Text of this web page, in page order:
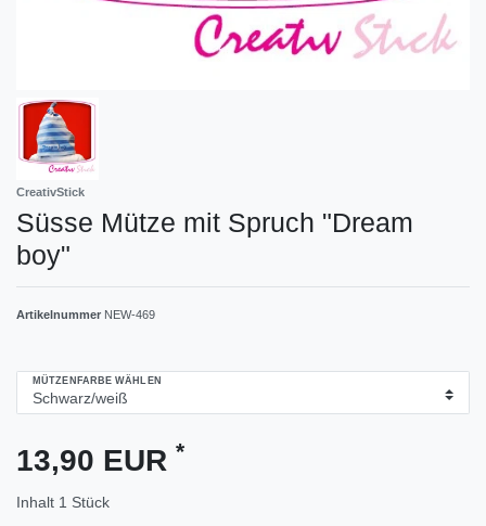
CreativStick
Süsse Mütze mit Spruch "Dream
boy"
Artikelnummer NEW-469
MÜTZENFARBE WÄHLEN
13,90 EUR *
Inhalt 1 Stück